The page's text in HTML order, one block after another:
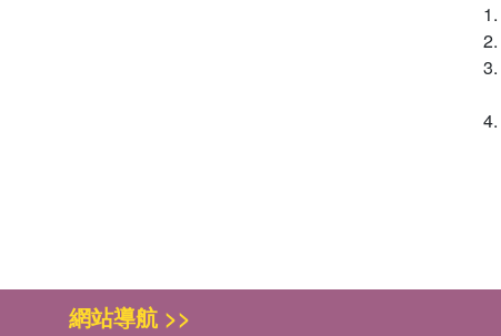
網站導航 >>